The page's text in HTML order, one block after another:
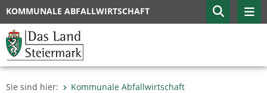
KOMMUNALE ABFALLWIRTSCHAFT
Sie sind hier:
Kommunale Abfallwirtschaft